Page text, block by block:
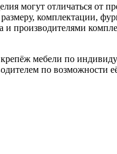
могут отличаться от
комплектации,
и производителями
мебели по
по возможности